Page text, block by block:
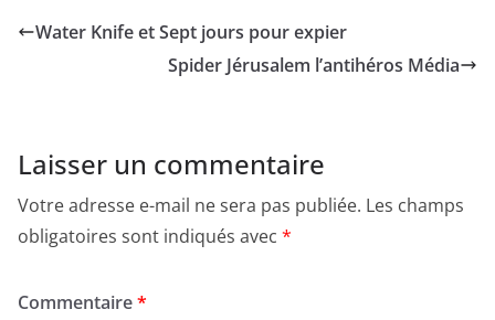
Water Knife et Sept jours pour expier
Spider Jérusalem l’antihéros Média
Laisser un commentaire
Votre adresse e-mail ne sera pas publiée. Les champs
obligatoires sont indiqués avec *
Commentaire*